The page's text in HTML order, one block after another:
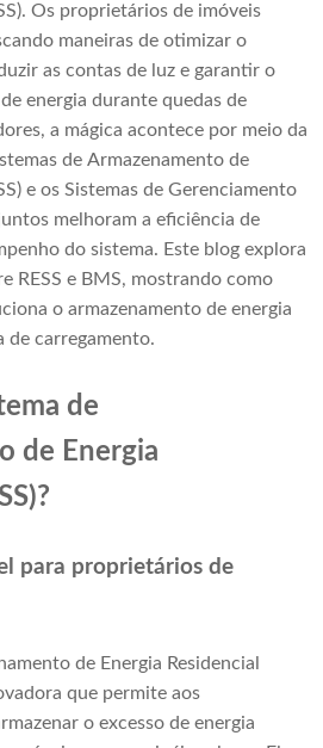
Os proprietários de imóveis
maneiras de otimizar o
as contas de luz e garantir o
energia durante quedas de
a mágica acontece por meio da
de Armazenamento de
e os Sistemas de Gerenciamento
melhoram a eficiência de
do sistema. Este blog explora
RESS e BMS, mostrando como
o armazenamento de energia
de carregamento.
de
de Energia
para proprietários de
de Energia Residencial
que permite aos
o excesso de energia